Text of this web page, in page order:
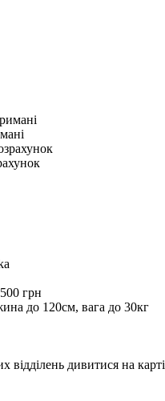
грн
до 120см, вага до 30кг
відділень дивитися на карті